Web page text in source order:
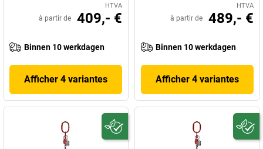
HTVA
à partir de 409,- €
Binnen 10 werkdagen
Afficher 4 variantes
HTVA
à partir de 489,- €
Binnen 10 werkdagen
Afficher 4 variantes